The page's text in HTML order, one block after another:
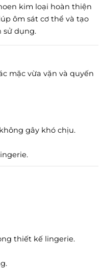
kim loại hoàn thiện
ôm sát cơ thể và tạo
sử dụng.
mặc vừa vặn và quyến
gây khó chịu.
thiết kế lingerie.